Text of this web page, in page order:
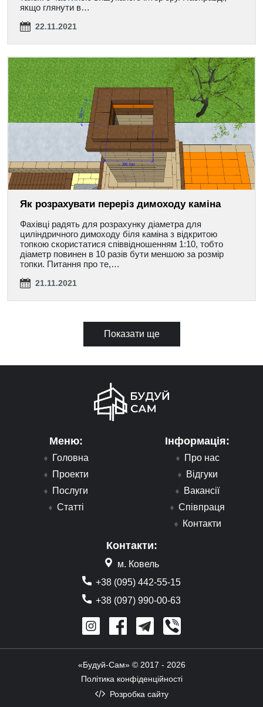
якщо глянути в…
22.11.2021
Як розрахувати переріз димоходу каміна
Фахівці радять для розрахунку діаметра для
циліндричного димоходу біля каміна з відкритою
топкою скористатися співвідношенням 1:10, тобто
діаметр повинен в 10 разів бути меншою за розмір
топки. Питання про те,…
21.11.2021
Показати ще
Меню:
Головна
Проекти
Послуги
Статті
Інформація:
Про нас
Відгуки
Вакансії
Співпраця
Контакти
Контакти:
м. Ковель
+38 (095) 442-55-15
+38 (097) 990-00-63
«Будуй-Сам» © 2017 - 2026
Політика конфіденційності
Розробка сайту